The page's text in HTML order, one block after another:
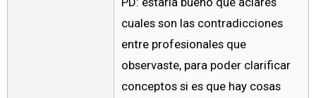
cuales son las contradicciones
entre profesionales que
observaste, para poder clarificar
conceptos si es que hay cosas